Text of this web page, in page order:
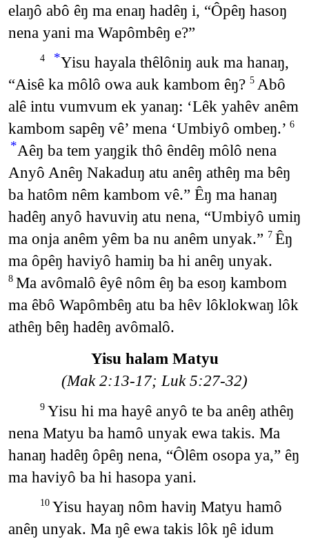
elaŋô abô êŋ ma enaŋ hadêŋ i, “Ôpêŋ hasoŋ
nena yani ma Wapômbêŋ e?”
4 *Yisu hayala thêlôniŋ auk ma hanaŋ,
“Aisê ka môlô owa auk kambom êŋ? 5 Abô
alê intu vumvum ek yanaŋ: ‘Lêk yahêv anêm
kambom sapêŋ vê’ mena ‘Umbiyô ombeŋ.’ 6
*Aêŋ ba tem yaŋgik thô êndêŋ môlô nena
Anyô Anêŋ Nakaduŋ atu anêŋ athêŋ ma bêŋ
ba hatôm nêm kambom vê.” Êŋ ma hanaŋ
hadêŋ anyô havuviŋ atu nena, “Umbiyô umiŋ
ma onja anêm yêm ba nu anêm unyak.” 7 Êŋ
ma ôpêŋ haviyô hamiŋ ba hi anêŋ unyak.
8 Ma avômalô êyê nôm êŋ ba esoŋ kambom
ma êbô Wapômbêŋ atu ba hêv lôklokwaŋ lôk
athêŋ bêŋ hadêŋ avômalô.
Yisu halam Matyu
(Mak 2:13-17; Luk 5:27-32)
9 Yisu hi ma hayê anyô te ba anêŋ athêŋ
nena Matyu ba hamô unyak ewa takis. Ma
hanaŋ hadêŋ ôpêŋ nena, “Ôlêm osopa ya,” êŋ
ma haviyô ba hi hasopa yani.
10 Yisu hayaŋ nôm haviŋ Matyu hamô
anêŋ unyak. Ma ŋê ewa takis lôk ŋê idum